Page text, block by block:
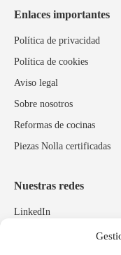
Enlaces importantes
Política de privacidad
Política de cookies
Aviso legal
Sobre nosotros
Reformas de cocinas
Piezas Nolla certificadas
Nuestras redes
LinkedIn